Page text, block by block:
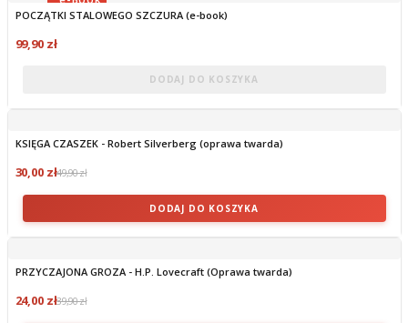
OBECNIE BRAK NA STANIE
POCZĄTKI STALOWEGO SZCZURA (e-book)
99,90 zł
DODAJ DO KOSZYKA
KSIĘGA CZASZEK - Robert Silverberg (oprawa twarda)
30,00 zł49,90 zł
DODAJ DO KOSZYKA
PRZYCZAJONA GROZA - H.P. Lovecraft (Oprawa twarda)
24,00 zł39,90 zł